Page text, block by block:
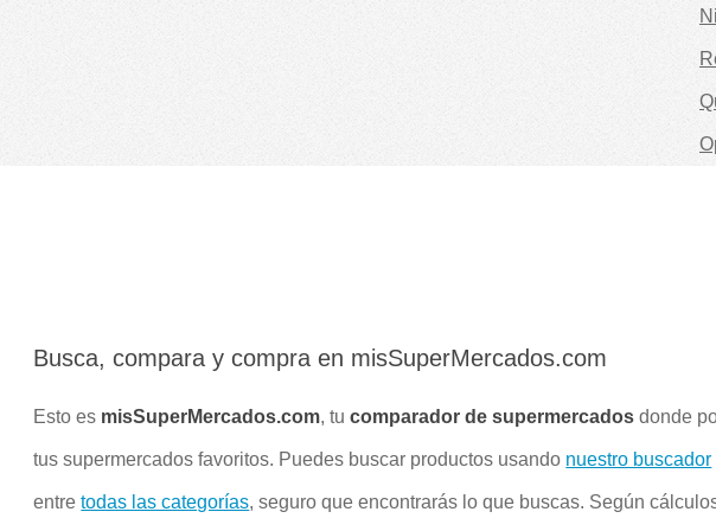
Busca, compara y compra en misSuperMercados.com
Esto es misSuperMercados.com, tucomparador de supermercados donde
tus supermercados favoritos. Puedes buscar productos usando nuestro buscador
entretodas las categorías, seguro que encontrarás lo que buscas. Según